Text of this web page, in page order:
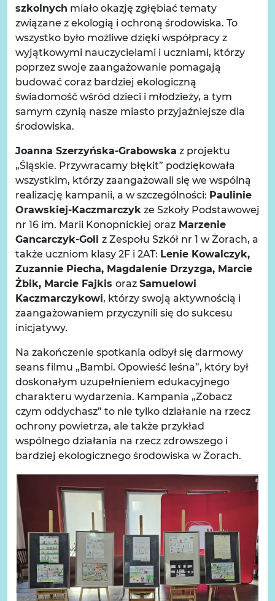
szkolnych miało okazję zgłębiać tematy
związane z ekologią i ochroną środowiska. To
wszystko było możliwe dzięki współpracy z
wyjątkowymi nauczycielami i uczniami, którzy
poprzez swoje zaangażowanie pomagają
budować coraz bardziej ekologiczną
świadomość wśród dzieci i młodzieży, a tym
samym czynią nasze miasto przyjaźniejsze dla
środowiska.
Joanna Szerzyńska-Grabowska z projektu
„Śląskie. Przywracamy błękit” podziękowała
wszystkim, którzy zaangażowali się we wspólną
realizację kampanii, a w szczególności: Paulinie
Orawskiej-Kaczmarczykze Szkoły Podstawowej
nr 16 im. Marii Konopnickiej orazMarzenie
Gancarczyk-Goli z Zespołu Szkół nr 1 w Żorach, a
także uczniom klasy 2F i 2AT: Lenie Kowalczyk,
Zuzannie Piecha, Magdalenie Drzyzga, Marcie
Żbik, Marcie Fajkis oraz Samuelowi
Kaczmarczykowi, którzy swoją aktywnością i
zaangażowaniem przyczynili się do sukcesu
inicjatywy.
Na zakończenie spotkania odbył się darmowy
seans filmu „Bambi. Opowieść leśna”, który był
doskonałym uzupełnieniem edukacyjnego
charakteru wydarzenia. Kampania „Zobacz
czym oddychasz” to nie tylko działanie na rzecz
ochrony powietrza, ale także przykład
wspólnego działania na rzecz zdrowszego i
bardziej ekologicznego środowiska w Żorach.